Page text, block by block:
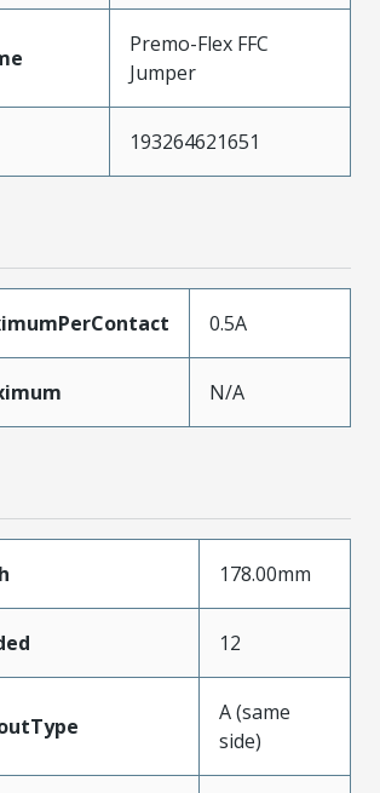
Premo-Flex FFC
Jumper
193264621651
0.5A
N/A
178.00mm
12
A (same
side)